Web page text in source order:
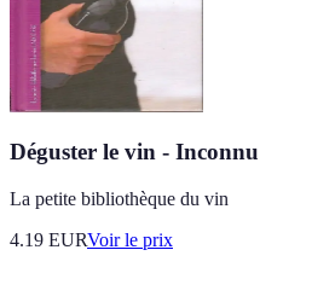
Déguster le vin - Inconnu
La petite bibliothèque du vin
4.19 EURVoir le prix